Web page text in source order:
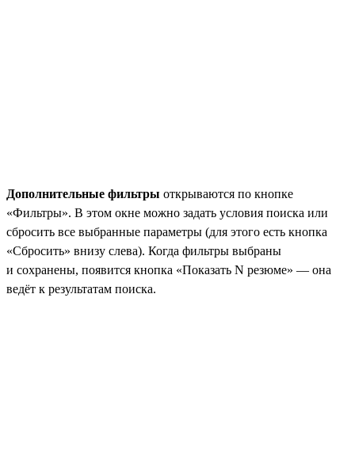
Дополнительные фильтры открываются по кнопке
«Фильтры». В этом окне можно задать условия поиска или
сбросить все выбранные параметры (для этого есть кнопка
«Сбросить» внизу слева). Когда фильтры выбраны
и сохранены, появится кнопка «Показать N резюме» — она
ведёт к результатам поиска.